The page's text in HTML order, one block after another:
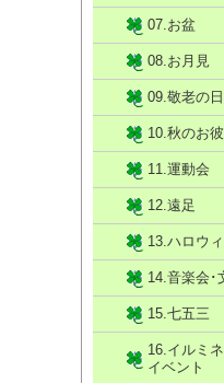
07.お盆
08.お月見
09.敬老の日
10.秋のお
11.運動会
12.遠足
13.ハロウ
14.音楽会･
15.七五三
16.イルミ
イベント